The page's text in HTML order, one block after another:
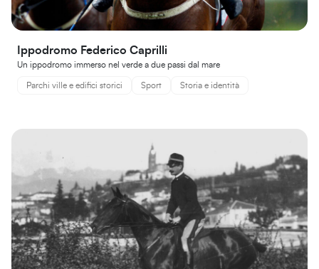
Ippodromo Federico Caprilli
Un ippodromo immerso nel verde a due passi dal mare
Parchi ville e edifici storici Sport Storia e identità